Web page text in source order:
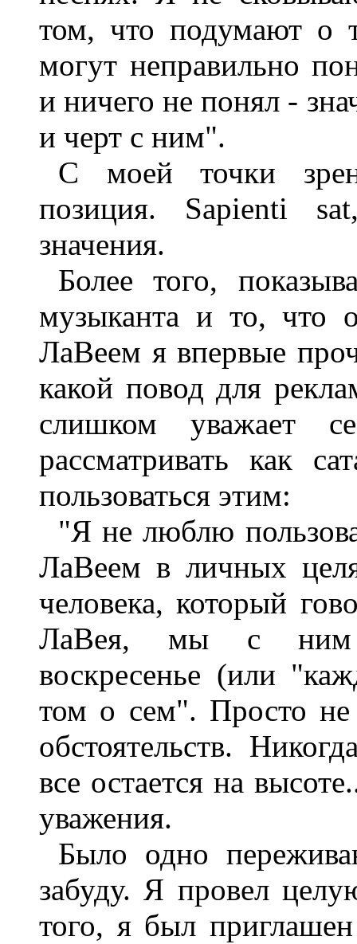
том, что подумают о
могут неправильно
и ничего не понял -
и черт с ним".
С моей точки
позиция. Sapienti
значения.
Более того,
музыканта и то, что
ЛаВеем я впервые
какой повод для
слишком уважает
рассматривать как
пользоваться этим:
"Я не люблю
ЛаВеем в личных
человека, который
ЛаВея, мы с ним
воскресенье (или
том о сем". Просто не
обстоятельств.
все остается на
уважения.
Было одно
забуду. Я провел
того, я был